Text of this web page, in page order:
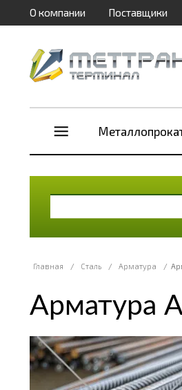
О компании Поставщики
Главная / Сталь / Арматура /
Арматура